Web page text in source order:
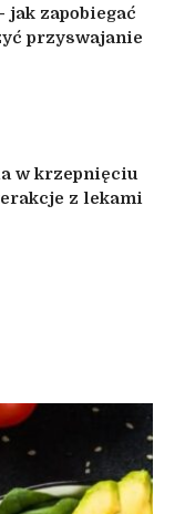
jak zapobiegać
przyswajanie
w krzepnięciu
z lekami